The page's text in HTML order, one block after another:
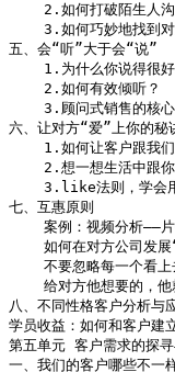
2.如何打破陌生人沟
3.如何巧妙地找到对
五、会“听”大于会“说”
1.为什么你说得很好
    2.如何有效倾听？
3.顾问式销售的核
六、让对方“爱”上你的秘
1.如何让客户跟我
2.想一想生活中跟你
3.like法则，学会
七、互惠原则
案例：视频分析——片
如何在对方公司发展
不要忽略每一个看上
给对方他想要的，他
八、不同性格客户分析与
学员收益：如何和客户建
第五单元 客户需求的探
一、我们的客户哪些不一